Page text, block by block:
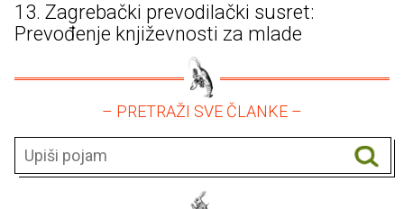
13. Zagrebački prevodilački susret:
Prevođenje književnosti za mlade
– PRETRAŽI SVE ČLANKE –